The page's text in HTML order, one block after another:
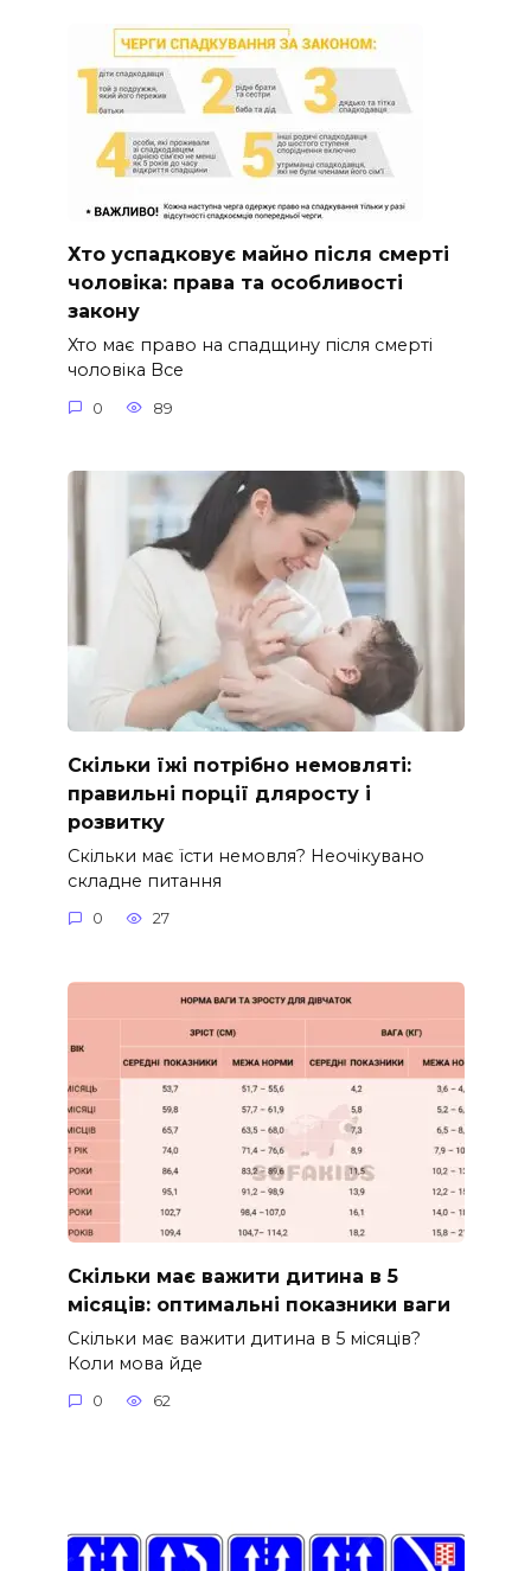
Хто успадковує майно після смерті
чоловіка: права та особливості
закону
Хто має право на спадщину після смерті
чоловіка Все
0 89
Скільки їжі потрібно немовляті:
правильні порції дляросту і
розвитку
Скільки має їсти немовля? Неочікувано
складне питання
0 27
Скільки має важити дитина в 5
місяців: оптимальні показники ваги
Скільки має важити дитина в 5 місяців?
Коли мова йде
0 62